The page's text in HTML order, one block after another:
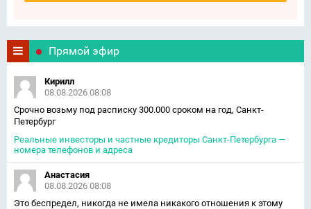
Прямой эфир
Кирилл
08.08.2026 08:08
Срочно возьму под расписку 300.000 сроком на год, Санкт-
Петербург
Реальные инвесторы и частные кредиторы Санкт-Петербурга —
номера телефонов и адреса
Анастасия
08.08.2026 08:08
Это беспредел, никогда не имела никакого отношения к этому